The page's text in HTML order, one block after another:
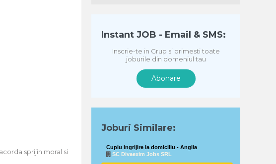
sprijin moral si
Instant JOB - Email & SMS:
Inscrie-te in Grup si primesti toate
joburile din domeniul tau
Abonare
Joburi Similare:
Cuplu ingrijire la domiciliu - Anglia
SC Divaexim Jobs SRL